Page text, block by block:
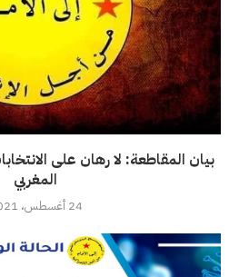
بيان المقاطعة: لا رهان على
المغربي
24 أغسطس، 2021